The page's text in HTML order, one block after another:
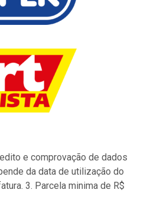
e comprovação de dados
da data de utilização do
3. Parcela minima de R$